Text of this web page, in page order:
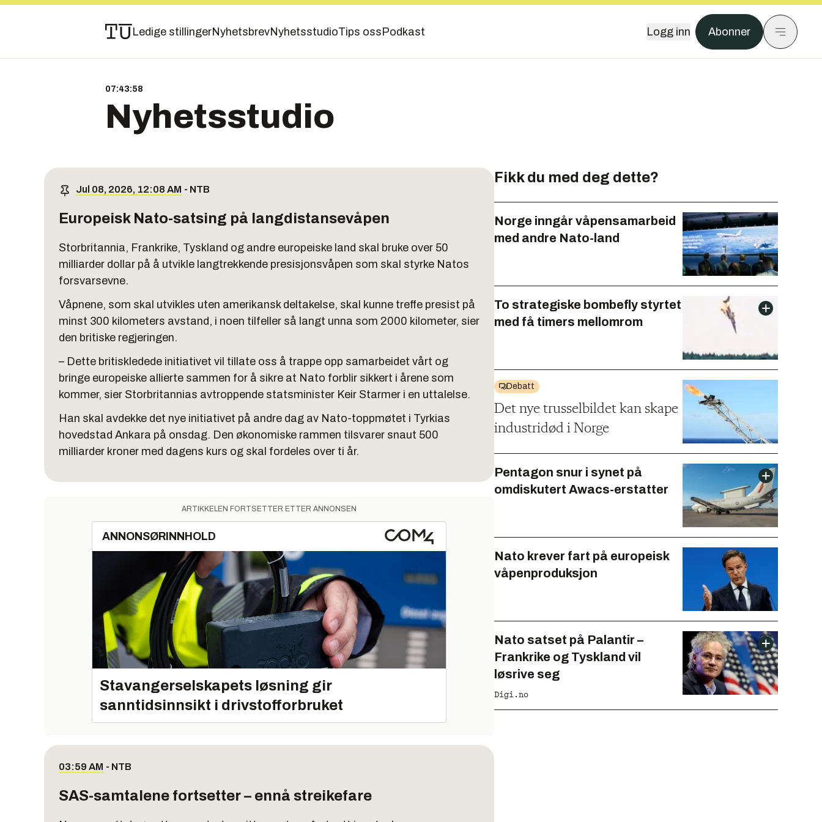
Ledige stillingerNyhetsbrevNyhetsstudioTips oss Podkast Logg inn Abonner
07:43:59
Nyhetsstudio
Jul 08, 2026, 12:08 AM - NTB
Europeisk Nato-satsing på langdistansevåpen
Storbritannia, Frankrike, Tyskland og andre europeiske land skal bruke over 50
milliarder dollar på å utvikle langtrekkende presisjonsvåpen som skal styrke Natos
forsvarsevne.
Våpnene, som skal utvikles uten amerikansk deltakelse, skal kunne treffe presist på
minst 300 kilometers avstand, i noen tilfeller så langt unna som 2000 kilometer, sier
den britiske regjeringen.
– Dette britiskledede initiativet vil tillate oss å trappe opp samarbeidet vårt og
bringe europeiske allierte sammen for å sikre at Nato forblir sikkert i årene som
kommer, sier Storbritannias avtroppende statsminister Keir Starmer i en uttalelse.
Han skal avdekke det nye initiativet på andre dag av Nato-toppmøtet i Tyrkias
hovedstad Ankara på onsdag. Den økonomiske rammen tilsvarer snaut 500
milliarder kroner med dagens kurs og skal fordeles over ti år.
ARTIKKELEN FORTSETTER ETTER ANNONSEN
ANNONSØRINNHOLD
Stavangerselskapets løsning gir
sanntidsinnsikt i drivstofforbruket
03:59 AM - NTB
SAS-samtalene fortsetter – ennå streikefare
Fikk du med deg dette?
Norge inngår våpensamarbeid
med andre Nato-land
To strategiske bombefly styrtet
med få timers mellomrom
Debatt
Det nye trusselbildet kan skape
industridød i Norge
Pentagon snur i synet på
omdiskutert Awacs-erstatter
Nato krever fart på europeisk
våpenproduksjon
Nato satset på Palantir –
Frankrike og Tyskland vil
løsrive seg
Digi.no